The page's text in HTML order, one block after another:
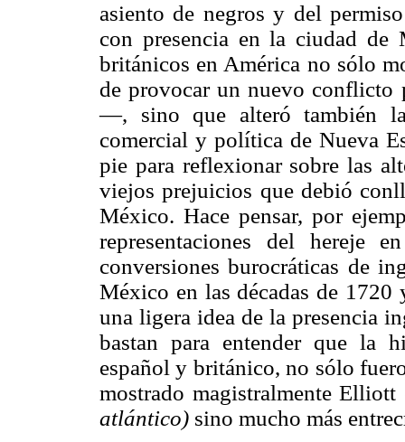
asiento de negros y del
con presencia en la ciudad de
británicos en América no sólo
de provocar un nuevo conflicto
—, sino que alteró también
comercial y política de Nueva
pie para reflexionar sobre las
viejos prejuicios que debió
México. Hace pensar, por
representaciones del hereje
conversiones burocráticas de
México en las décadas de
una ligera idea de la presencia
bastan para entender que la
español y británico, no sólo
mostrado magistralmente
atlántico) sino mucho más